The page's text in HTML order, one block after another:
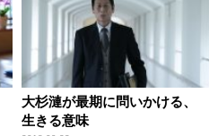
大杉漣が最期に問いかける、
生きる意味